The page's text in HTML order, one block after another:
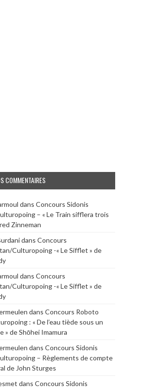
COMMENTAIRES
dans Concours Sidonis
– « Le Train sifflera trois
Zinneman
dans Concours
Culturopoing -« Le Sifflet » de
dans Concours
Culturopoing -« Le Sifflet » de
dans Concours Roboto
: « De l’eau tiède sous un
» de Shōhei Imamura
dans Concours Sidonis
– Règlements de compte
de John Sturges
dans Concours Sidonis